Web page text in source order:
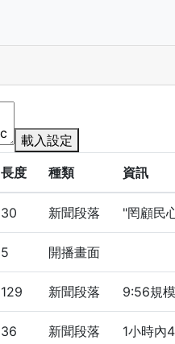
載入設定
長度 種類 資訊
30 新聞段落 "罔顧民
5 開播畫面
129 新聞段落 9:56規
36 新聞段落 1小時內